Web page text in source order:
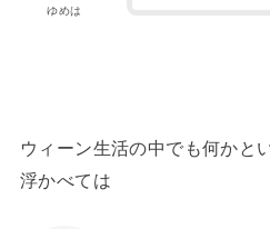
ゆめは
ウィーン生活の中でも何かと
浮かべては